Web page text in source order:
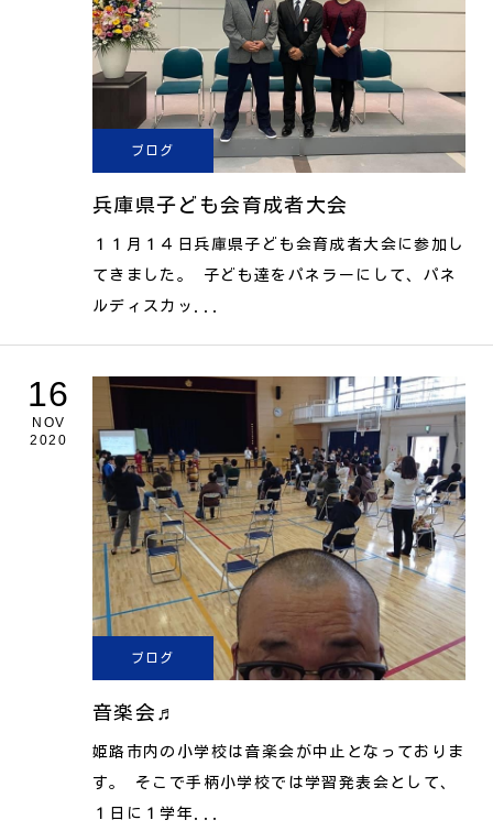
ブログ
兵庫県子ども会育成者大会
１１月１４日兵庫県子ども会育成者大会に参加し
てきました。 子ども達をパネラーにして、パネ
ルディスカッ...
16
NOV
2020
ブログ
音楽会♬
姫路市内の小学校は音楽会が中止となっておりま
す。 そこで手柄小学校では学習発表会として、
１日に１学年...